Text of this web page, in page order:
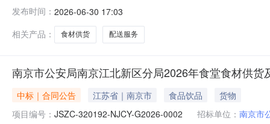
年食堂食材供货及配送服务合同签订日期2026-03-26采
发布时间： 2026-06-30 17:03
相关产品：
食材供货 配送服务
南京市公安局南京江北新区分局2026年食堂食材供货
中标｜合同公告 江苏省｜南京市 食品饮品
货物
项目编号： JSZC-320192-NJCY-G2026-0002 招标单位： 南京市